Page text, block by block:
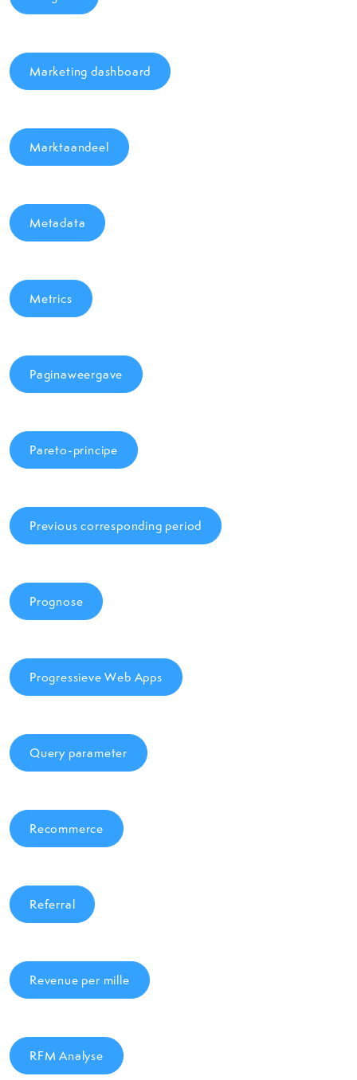
Marketing dashboard
Marktaandeel
Metadata
Metrics
Paginaweergave
Pareto-principe
Previous corresponding period
Prognose
Progressieve Web Apps
Query parameter
Recommerce
Referral
Revenue per mille
RFM Analyse